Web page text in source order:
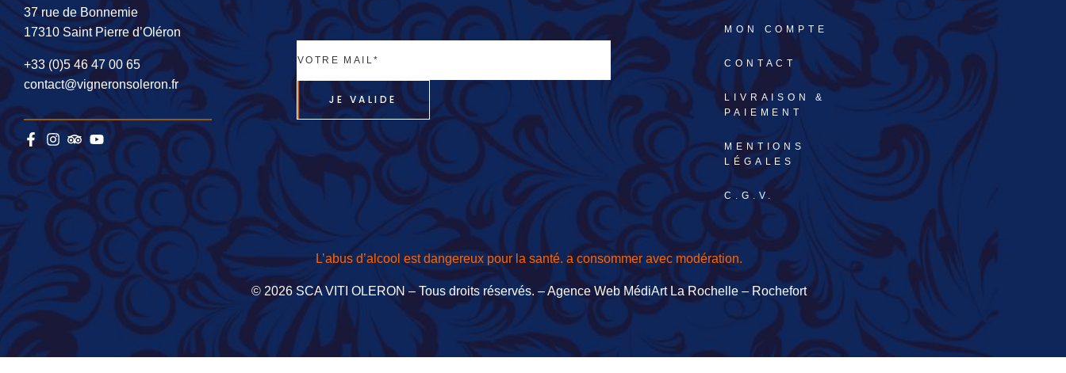
37 rue de Bonnemie
17310 Saint Pierre d’Oléron
+33 (0)5 46 47 00 65
contact@vigneronsoleron.fr
JE VALIDE
MON COMPTE
CONTACT
LIVRAISON &
PAIEMENT
MENTIONS
LÉGALES
C.G.V.
L’abus d’alcool est dangereux pour la santé. a consommer avec modération.
© 2026 SCA VITI OLERON – Tous droits réservés. –Agence Web MédiArt La Rochelle – Rochefort